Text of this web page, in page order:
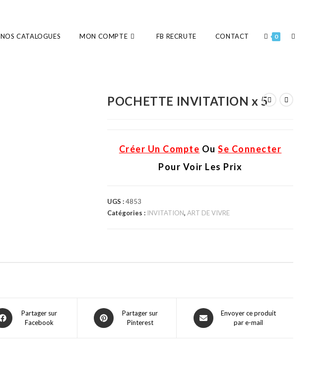
NOS CATALOGUES MON COMPTE FB RECRUTE CONTACT 0
POCHETTE INVITATION x 5
Créer Un Compte OuSe Connecter
Pour Voir Les Prix
UGS :4853
Catégories : INVITATION,ART DE VIVRE
Partager sur
Facebook
Partager sur
Pinterest
Envoyer ce produit
par e-mail